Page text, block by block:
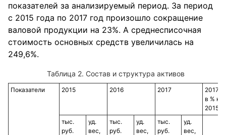
показателей за анализируемый период. За период
с 2015 года по 2017 год произошло сокращение
валовой продукции на 23%. А среднесписочная
стоимость основных средств увеличилась на
249,6%.
Таблица 2. Состав и структура активов
Показатели 2015 2016 2017
2017
в % к
2015
тыс.
руб.
уд.
вес,
тыс.
руб.
уд.
вес,
тыс.
руб.
уд.
вес,